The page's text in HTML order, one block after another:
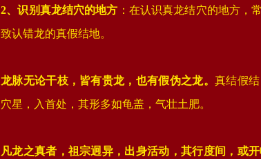
2、‌识别真龙结穴的地方 ：在认识真龙结穴的地方，
致认错龙的真假结地。
龙脉无论干枝，皆有贵龙，也有假伪之龙。 真结假
穴星，入首处，其形多如龟盖，气壮土肥。
凡龙之真者，祖宗迥异，出身活动，其行度间，或